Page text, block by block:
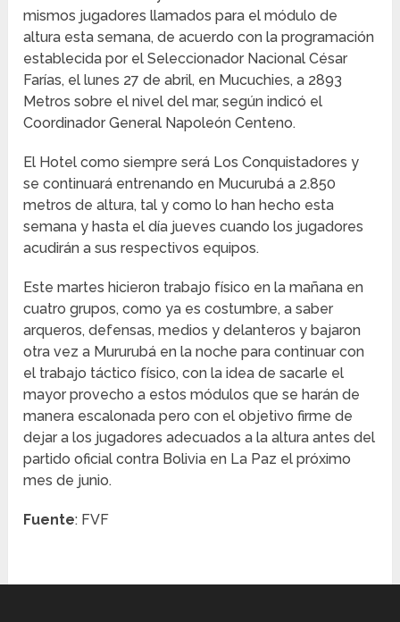
mismos jugadores llamados para el módulo de
altura esta semana, de acuerdo con la programación
establecida por el Seleccionador Nacional César
Farías, el lunes 27 de abril, en Mucuchies, a 2893
Metros sobre el nivel del mar, según indicó el
Coordinador General Napoleón Centeno.
El Hotel como siempre será Los Conquistadores y
se continuará entrenando en Mucurubá a 2.850
metros de altura, tal y como lo han hecho esta
semana y hasta el día jueves cuando los jugadores
acudirán a sus respectivos equipos.
Este martes hicieron trabajo físico en la mañana en
cuatro grupos, como ya es costumbre, a saber
arqueros, defensas, medios y delanteros y bajaron
otra vez a Mururubá en la noche para continuar con
el trabajo táctico físico, con la idea de sacarle el
mayor provecho a estos módulos que se harán de
manera escalonada pero con el objetivo firme de
dejar a los jugadores adecuados a la altura antes del
partido oficial contra Bolivia en La Paz el próximo
mes de junio.
Fuente: FVF